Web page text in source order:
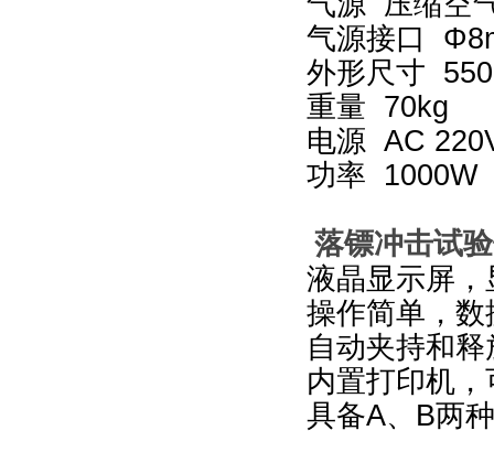
气源接口
外形尺寸
重量 70kg
电源 AC
功率 1000W
落镖冲击试
液晶显示屏
操作简单，
自动夹持和
内置打印机
具备A、B两